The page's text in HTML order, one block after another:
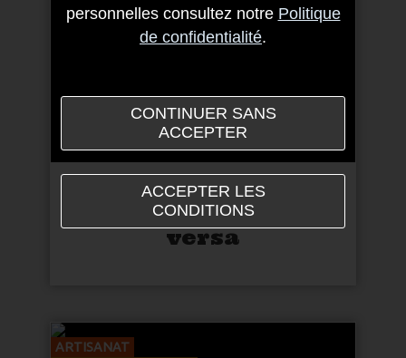
personnelles consultez notre Politique
de confidentialité.
CONTINUER SANS
ACCEPTER
ACCEPTER LES
CONDITIONS
De la lumière jaillit
la matière et vice
versa
ARTISANAT